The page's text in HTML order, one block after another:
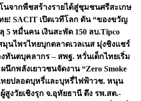
จากพืชสร้างรายได้สู่ชุมชนศรีสะเกษ
! SACIT เปิดเวทีโลก ดัน “ของขวัญ
5 หมื่นคน เงินสะพัด 150 ลบ.Tipco
มุนไพรไทยบุกตลาดเวลเนส มุ่งชิงแชร์
ทันตบุคลากร – สพฐ. หวั่นเด็กไทยเริ่ม
นึกพลังเยาวชนจัดงาน “Zero Smoke
ทยปลอดบุหรี่และบุหรี่ไฟฟ้าวช. หนุน
งวัยเชิงรุก จ.อุทัยธานี ดึง รพ.สต.-